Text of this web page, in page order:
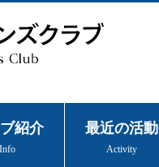
紹介
Info
最近の活動
Activity